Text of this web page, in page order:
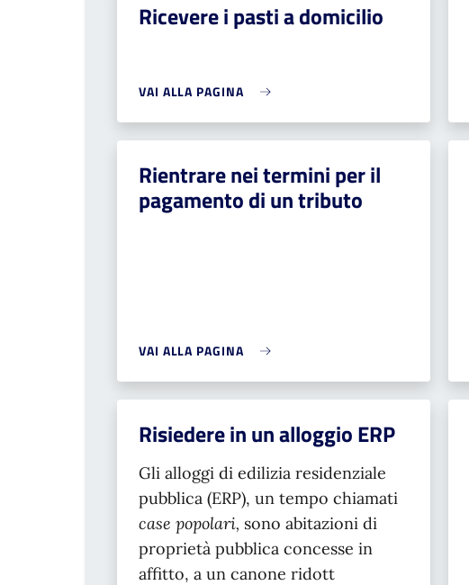
Ricevere i pasti a domicilio
VAI ALLA PAGINA
Rientrare nei termini per il
pagamento di un tributo
VAI ALLA PAGINA
Risiedere in un alloggio ERP
Gli alloggi di edilizia residenziale
pubblica (ERP), un tempo chiamati
case popolari, sono abitazioni di
proprietà pubblica concesse in
affitto, a un canone ridott